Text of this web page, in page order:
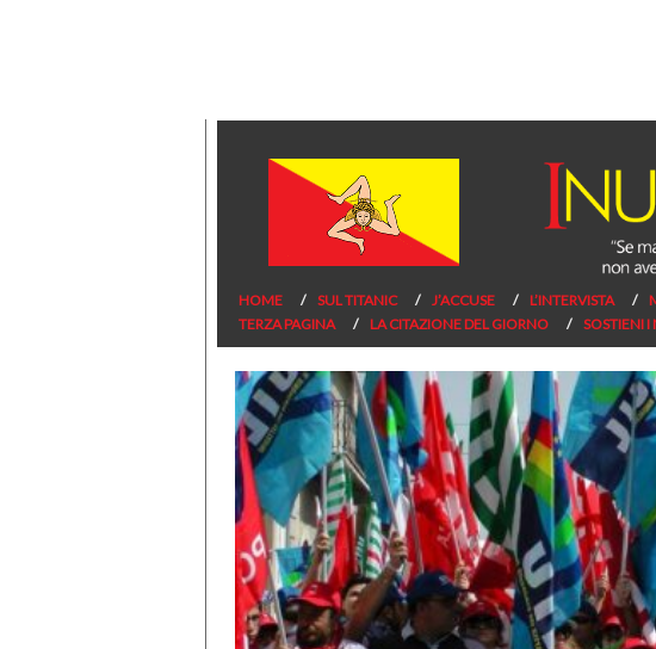
HOME SUL TITANIC J’ACCUSE L’INTERVISTA
TERZA PAGINA
LA CITAZIONE DEL GIORNO SOSTIENI I